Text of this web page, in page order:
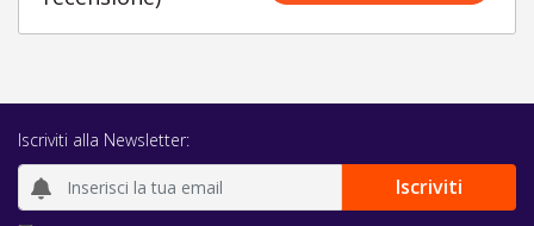
Iscriviti alla Newsletter: